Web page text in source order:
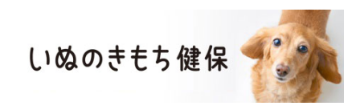
「私が悪さをしたどれみを怒っていたら、いろはが間に入ってき
て、どれみの代わりに『ごめんなさい』ってしてくることが多い